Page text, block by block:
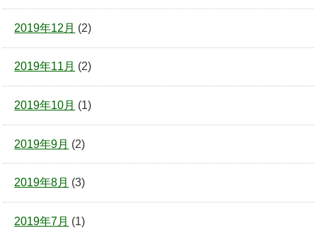
2019年12月 (2)
2019年11月 (2)
2019年10月 (1)
2019年9月 (2)
2019年8月 (3)
2019年7月 (1)